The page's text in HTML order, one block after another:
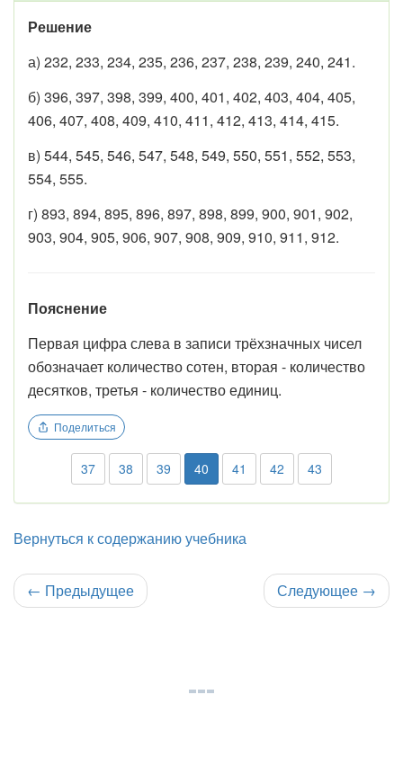
Решение
а) 232, 233, 234, 235, 236, 237, 238, 239, 240, 241.
б) 396, 397, 398, 399, 400, 401, 402, 403, 404, 405,
406, 407, 408, 409, 410, 411, 412, 413, 414, 415.
в) 544, 545, 546, 547, 548, 549, 550, 551, 552, 553,
554, 555.
г) 893, 894, 895, 896, 897, 898, 899, 900, 901, 902,
903, 904, 905, 906, 907, 908, 909, 910, 911, 912.
Пояснение
Первая цифра слева в записи трёхзначных чисел
обозначает количество сотен, вторая - количество
десятков, третья - количество единиц.
Поделиться
37 38 39 40 41 42 43
Вернуться к содержанию учебника
← Предыдущее Следующее →